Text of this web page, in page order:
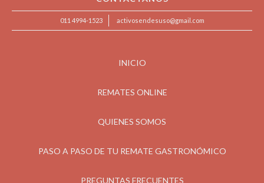
011 4994-1523 activosendesuso@gmail.com
INICIO
REMATES ONLINE
QUIENES SOMOS
PASO A PASO DE TU REMATE GASTRONÓMICO
PREGUNTAS FRECUENTES